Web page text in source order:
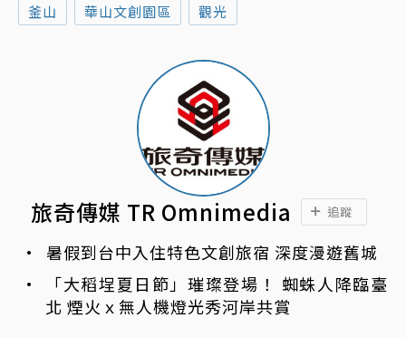
釜山 華山文創園區 觀光
旅奇傳媒 TR Omnimedia 追蹤
暑假到台中入住特色文創旅宿 深度漫遊舊城
「大稻埕夏日節」璀璨登場！ 蜘蛛人降臨臺
北 煙火ｘ無人機燈光秀河岸共賞